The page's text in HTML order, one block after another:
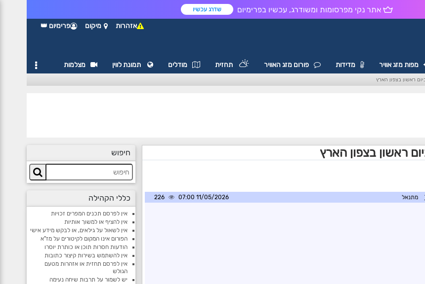
אתר נקי מפרסומות ומשודרג, עכשיו בפרימיום שדרג עכשיו
אזהרות מיקום פרימיום 👑
מפות מזג אוויר מדידות פורום מזג האוויר תחזית מודלים תמונת לווין מצלמות
מתנאל 11/05/2026 07:00
226
חיפוש
כללי הקהילה
אין לפרסם תכנים המפרים זכויות
אין להציף או למשוך אותיות
אין לשאול על גילאים, או לבקש מידע אישי
הפורום אינו המקום לקיטורים על מז"א
הודעות חסרות תוכן או כותרת יוסרו
אין להשתמש בשירות קיצור כתובות
אין לפרסם תחזית או אזהרות מטעם
הגולש
יש לשמור על תרבות שיחה נעימה